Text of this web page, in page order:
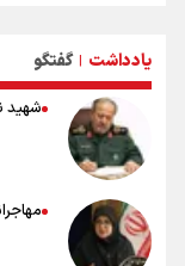
آمریکاست و ارتباطی به
علت نامگذاری ۱۷ مرداد به عنوان روز خبرنگار چیست؟
ورود مواد آلاینده
دست رفتن باروری خاک
مروری بر زندگینامه
۱۷ مرداد؛ روز خبرنگار
خانواده شهید
کنید
یادداشت | گفتگو
شهید